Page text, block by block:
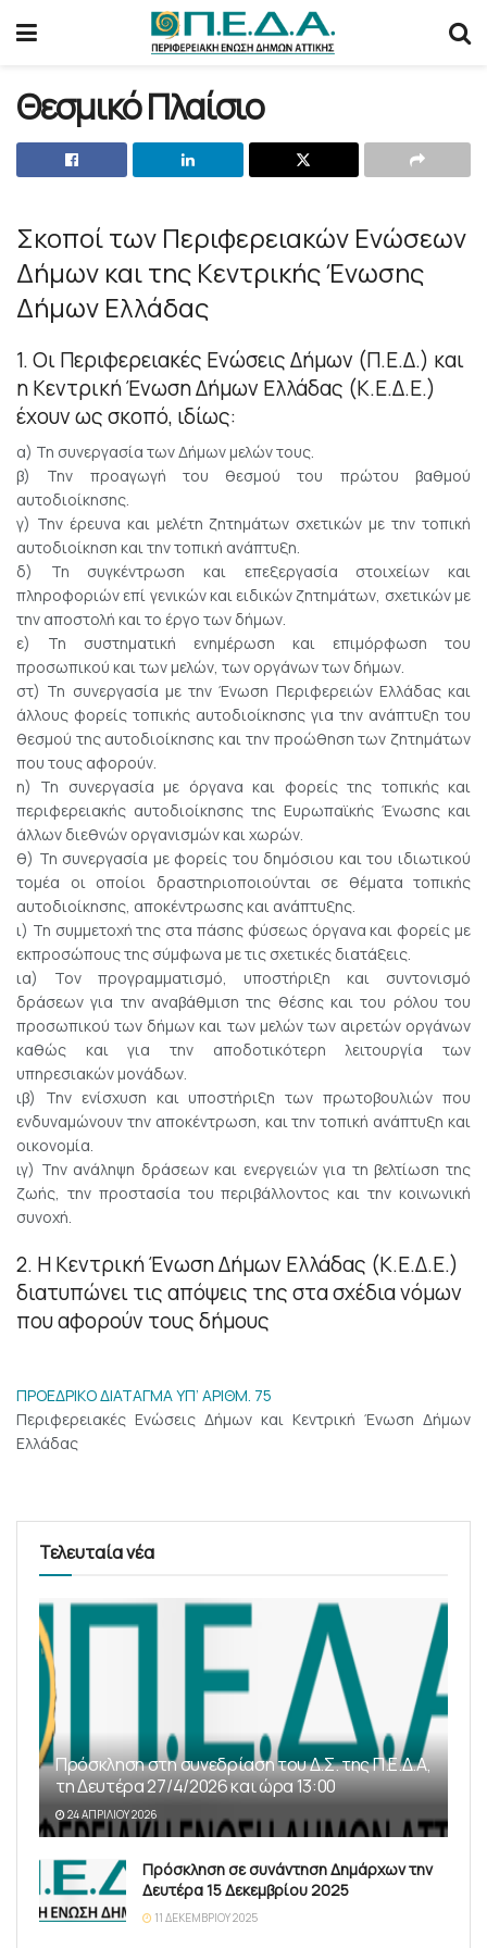
Θεσμικό Πλαίσιο
Σκοποί των Περιφερειακών Ενώσεων
Δήμων και της Κεντρικής Ένωσης
Δήμων Ελλάδας
1. Οι Περιφερειακές Ενώσεις Δήμων (Π.Ε.Δ.) και
η Κεντρική Ένωση Δήμων Ελλάδας (Κ.Ε.Δ.Ε.)
έχουν ως σκοπό, ιδίως:
α) Τη συνεργασία των Δήμων μελών τους.
β) Την προαγωγή του θεσμού του πρώτου βαθμού
αυτοδιοίκησης.
γ) Την έρευνα και μελέτη ζητημάτων σχετικών με την τοπική
αυτοδιοίκηση και την τοπική ανάπτυξη.
δ) Τη συγκέντρωση και επεξεργασία στοιχείων και
πληροφοριών επί γενικών και ειδικών ζητημάτων, σχετικών με
την αποστολή και το έργο των δήμων.
ε) Τη συστηματική ενημέρωση και επιμόρφωση του
προσωπικού και των μελών, των οργάνων των δήμων.
στ) Τη συνεργασία με την Ένωση Περιφερειών Ελλάδας και
άλλους φορείς τοπικής αυτοδιοίκησης για την ανάπτυξη του
θεσμού της αυτοδιοίκησης και την προώθηση των ζητημάτων
που τους αφορούν.
η) Τη συνεργασία με όργανα και φορείς της τοπικής και
περιφερειακής αυτοδιοίκησης της Ευρωπαϊκής Ένωσης και
άλλων διεθνών οργανισμών και χωρών.
θ) Τη συνεργασία με φορείς του δημόσιου και του ιδιωτικού
τομέα οι οποίοι δραστηριοποιούνται σε θέματα τοπικής
αυτοδιοίκησης, αποκέντρωσης και ανάπτυξης.
ι) Τη συμμετοχή της στα πάσης φύσεως όργανα και φορείς με
εκπροσώπους της σύμφωνα με τις σχετικές διατάξεις.
ια) Τον προγραμματισμό, υποστήριξη και συντονισμό
δράσεων για την αναβάθμιση της θέσης και του ρόλου του
προσωπικού των δήμων και των μελών των αιρετών οργάνων
καθώς και για την αποδοτικότερη λειτουργία των
υπηρεσιακών μονάδων.
ιβ) Την ενίσχυση και υποστήριξη των πρωτοβουλιών που
ενδυναμώνουν την αποκέντρωση, και την τοπική ανάπτυξη και
οικονομία.
ιγ) Την ανάληψη δράσεων και ενεργειών για τη βελτίωση της
ζωής, την προστασία του περιβάλλοντος και την κοινωνική
συνοχή.
2. Η Κεντρική Ένωση Δήμων Ελλάδας (Κ.Ε.Δ.Ε.)
διατυπώνει τις απόψεις της στα σχέδια νόμων
που αφορούν τους δήμους
ΠΡΟΕΔΡΙΚΟ ΔΙΑΤΑΓΜΑ ΥΠ’ ΑΡΙΘΜ. 75
Περιφερειακές Ενώσεις Δήμων και Κεντρική Ένωση Δήμων
Ελλάδας
Τελευταία νέα
Πρόσκληση στη συνεδρίαση του Δ.Σ. της Π.Ε.Δ.Α,
τη Δευτέρα 27/4/2026 και ώρα 13:00
24 ΑΠΡΙΛΊΟΥ 2026
Πρόσκληση σε συνάντηση Δημάρχων την
Δευτέρα 15 Δεκεμβρίου 2025
11 ΔΕΚΕΜΒΡΊΟΥ 2025